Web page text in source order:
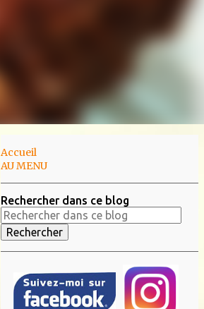
Accueil
AU MENU
Rechercher dans ce blog